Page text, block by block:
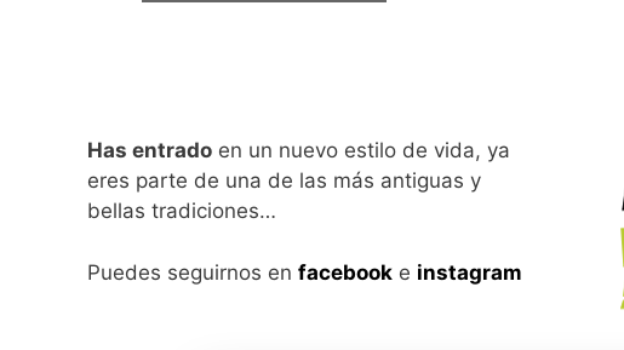
Has entrado en un nuevo estilo de vida, ya
eres parte de una de las más antiguas y
bellas tradiciones…
Puedes seguirnos en facebook e instagram